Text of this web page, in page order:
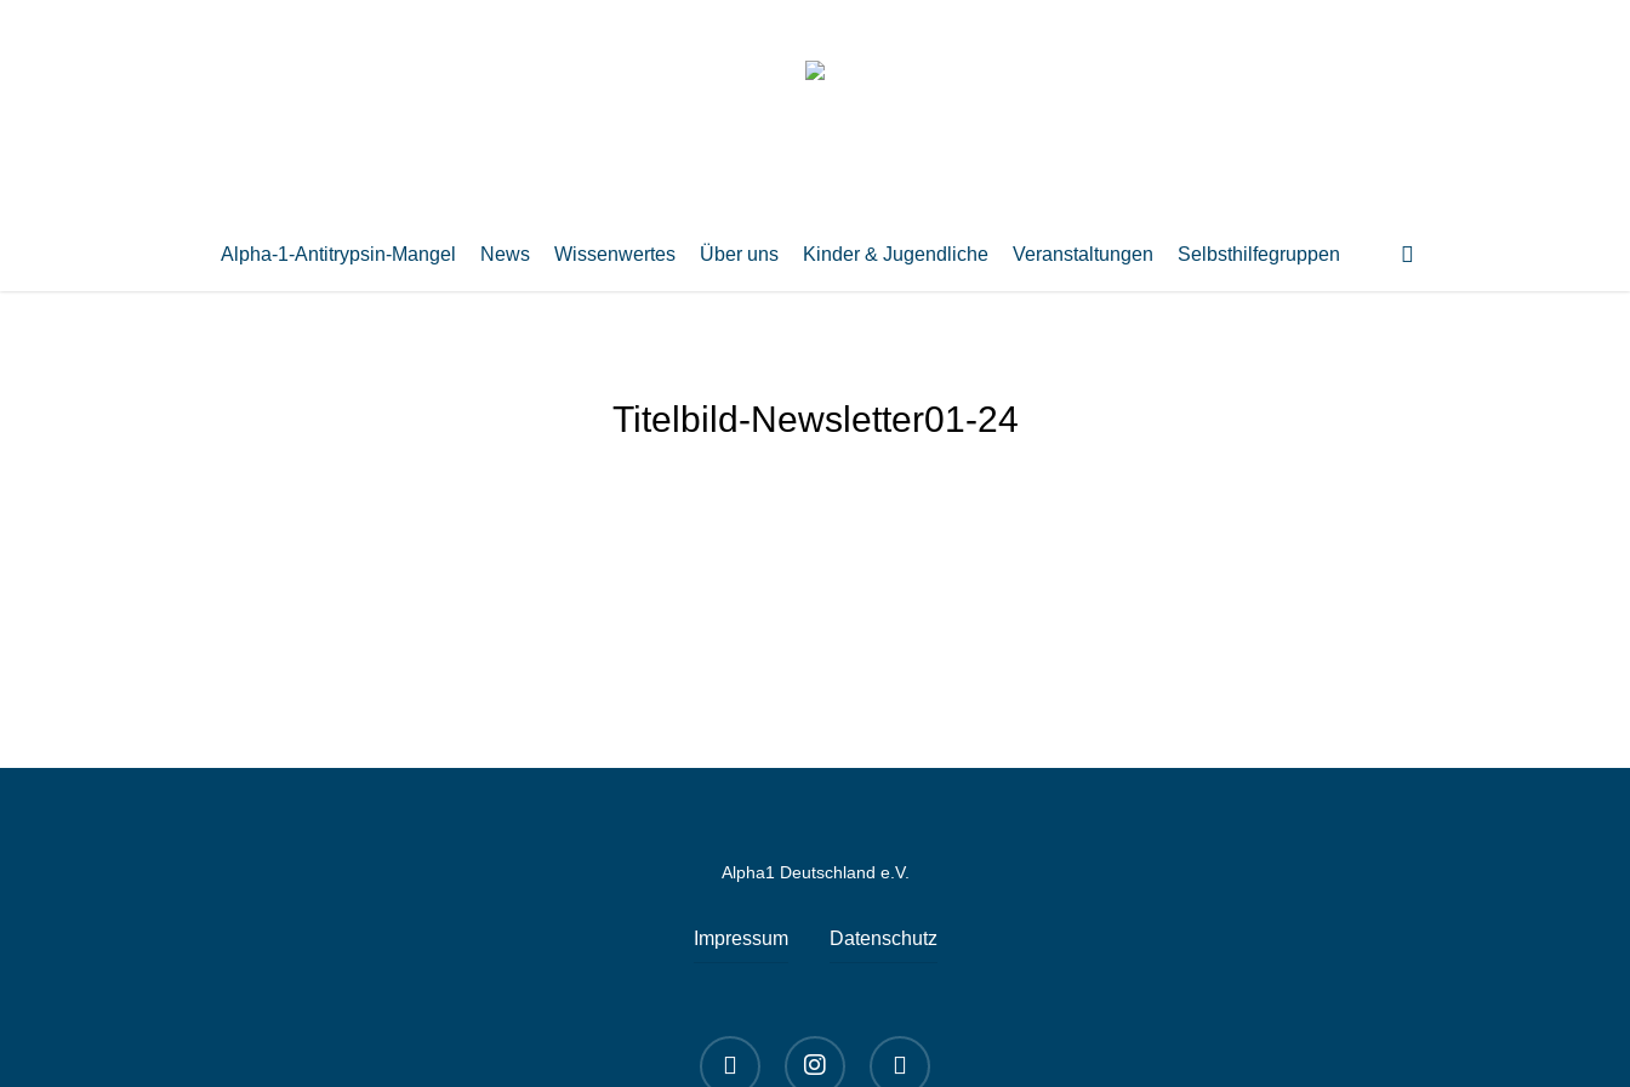
Alpha-1-Antitrypsin-Mangel News Wissenwertes Über uns Kinder & Jugendliche Veranstaltungen Selbsthilfegruppen
Titelbild-Newsletter01-24
Alpha1 Deutschland e.V.
Impressum Datenschutz
linkedin instagram spotify